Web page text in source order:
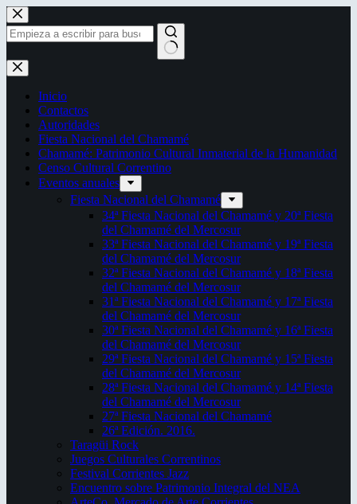
Saltar
al
contenido
Sin
resultados
Inicio
Contactos
Autoridades
Fiesta Nacional del Chamamé
Chamamé: Patrimonio Cultural Inmaterial de la Humanidad
Censo Cultural Correntino
Eventos anuales
Fiesta Nacional del Chamamé
34ª Fiesta Nacional del Chamamé y 20ª Fiesta
del Chamamé del Mercosur
33ª Fiesta Nacional del Chamamé y 19ª Fiesta
del Chamamé del Mercosur
32ª Fiesta Nacional del Chamamé y 18ª Fiesta
del Chamamé del Mercosur
31ª Fiesta Nacional del Chamamé y 17ª Fiesta
del Chamamé del Mercosur
30ª Fiesta Nacional del Chamamé y 16ª Fiesta
del Chamamé del Mercosur
29ª Fiesta Nacional del Chamamé y 15ª Fiesta
del Chamamé del Mercosur
28ª Fiesta Nacional del Chamamé y 14ª Fiesta
del Chamamé del Mercosur
27ª Fiesta Nacional del Chamamé
26ª Edición. 2016.
Taragüi Rock
Juegos Culturales Correntinos
Festival Corrientes Jazz
Encuentro sobre Patrimonio Integral del NEA